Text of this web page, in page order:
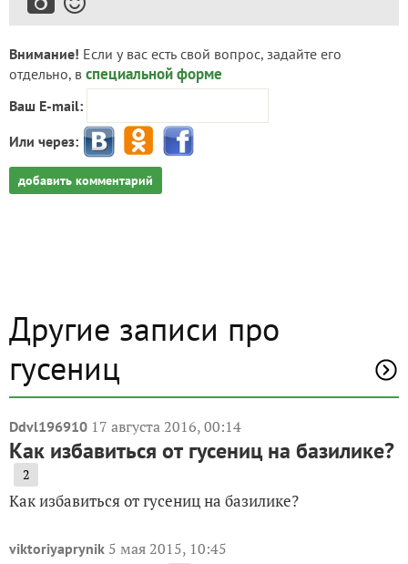
Внимание! Если у вас есть свой вопрос, задайте его
отдельно, в специальной форме
Ваш E-mail:
Или через:
добавить комментарий
Другие записи про
гусениц
Ddvl196910 17 августа 2016, 00:14
Как избавиться от гусениц на базилике?
2
Как избавиться от гусениц на базилике?
viktoriyaprynik 5 мая 2015, 10:45